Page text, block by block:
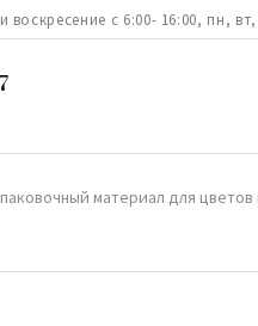
с 6:00- 16:00, пн,
материал для